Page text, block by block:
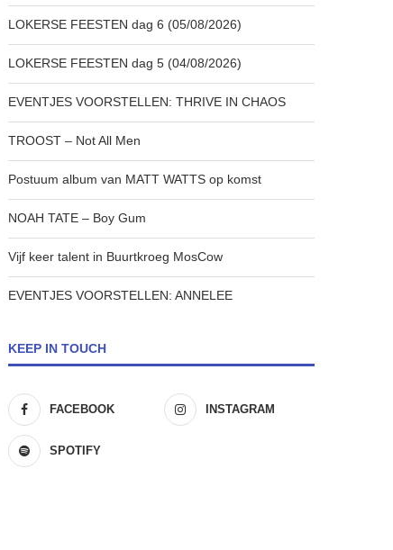
LOKERSE FEESTEN dag 6 (05/08/2026)
LOKERSE FEESTEN dag 5 (04/08/2026)
EVENTJES VOORSTELLEN: THRIVE IN CHAOS
TROOST – Not All Men
Postuum album van MATT WATTS op komst
NOAH TATE – Boy Gum
Vijf keer talent in Buurtkroeg MosCow
EVENTJES VOORSTELLEN: ANNELEE
KEEP IN TOUCH
FACEBOOK INSTAGRAM
SPOTIFY